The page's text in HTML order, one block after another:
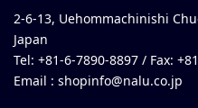
2-6-13, Uehommachinishi
Japan
Tel: +81-6-7890-8897 / Fax:
Email : shopinfo@nalu.co.jp